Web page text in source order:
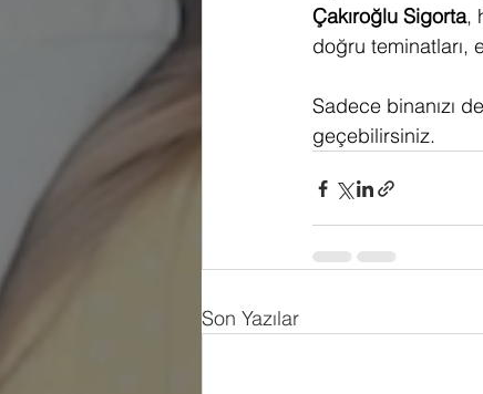
Çakıroğlu Sigorta,
doğru teminatları,
Sadece binanızı
geçebilirsiniz.
Son Yazılar